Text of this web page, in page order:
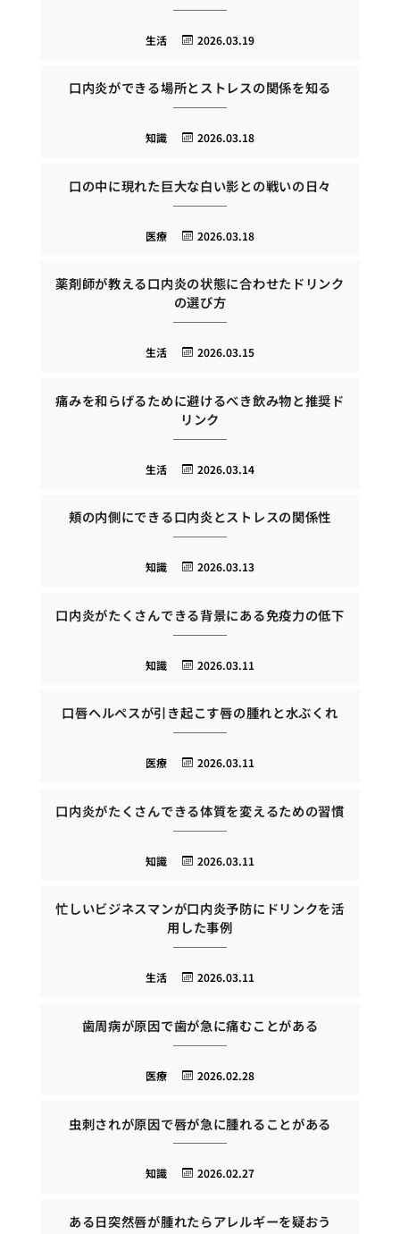
2026.03.19
生活
口内炎ができる場所とストレスの関係を知る
2026.03.18
知識
口の中に現れた巨大な白い影との戦いの日々
2026.03.18
医療
薬剤師が教える口内炎の状態に合わせたドリンク
の選び方
2026.03.15
生活
痛みを和らげるために避けるべき飲み物と推奨ド
リンク
2026.03.14
生活
頬の内側にできる口内炎とストレスの関係性
2026.03.13
知識
口内炎がたくさんできる背景にある免疫力の低下
2026.03.11
知識
口唇ヘルペスが引き起こす唇の腫れと水ぶくれ
2026.03.11
医療
口内炎がたくさんできる体質を変えるための習慣
2026.03.11
知識
忙しいビジネスマンが口内炎予防にドリンクを活
用した事例
2026.03.11
生活
歯周病が原因で歯が急に痛むことがある
2026.02.28
医療
虫刺されが原因で唇が急に腫れることがある
2026.02.27
知識
ある日突然唇が腫れたらアレルギーを疑おう